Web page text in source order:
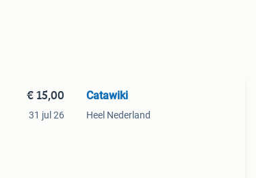
€ 15,00
31 jul 26
Catawiki
Heel Nederland